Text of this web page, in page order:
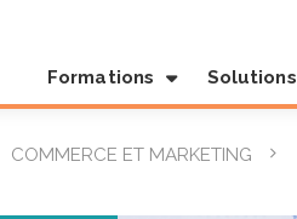
Formations Solutions
COMMERCE ET MARKETING